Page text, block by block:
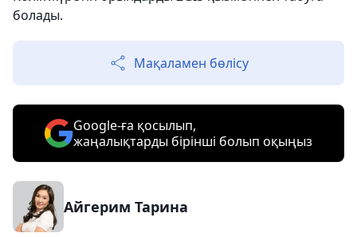
болады.
Мақаламен бөлісу
Google-ға қосылып,
жаңалықтарды бірінші болып оқыңыз
Айгерим Тарина